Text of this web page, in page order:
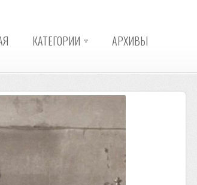
КАТЕГОРИИ АРХИВЫ